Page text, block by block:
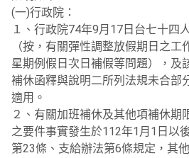
(一)行政院：
１、行政院74年9月17日台七十四
（按，有關彈性調整放假期日之
星期例假日次日補假等問題），及
補休函釋與說明二所列法規未合部
適用。
２、有關加班補休及其他項補休期
之要件事實發生於112年1月1日以
第23條、支給辦法第6條規定，其